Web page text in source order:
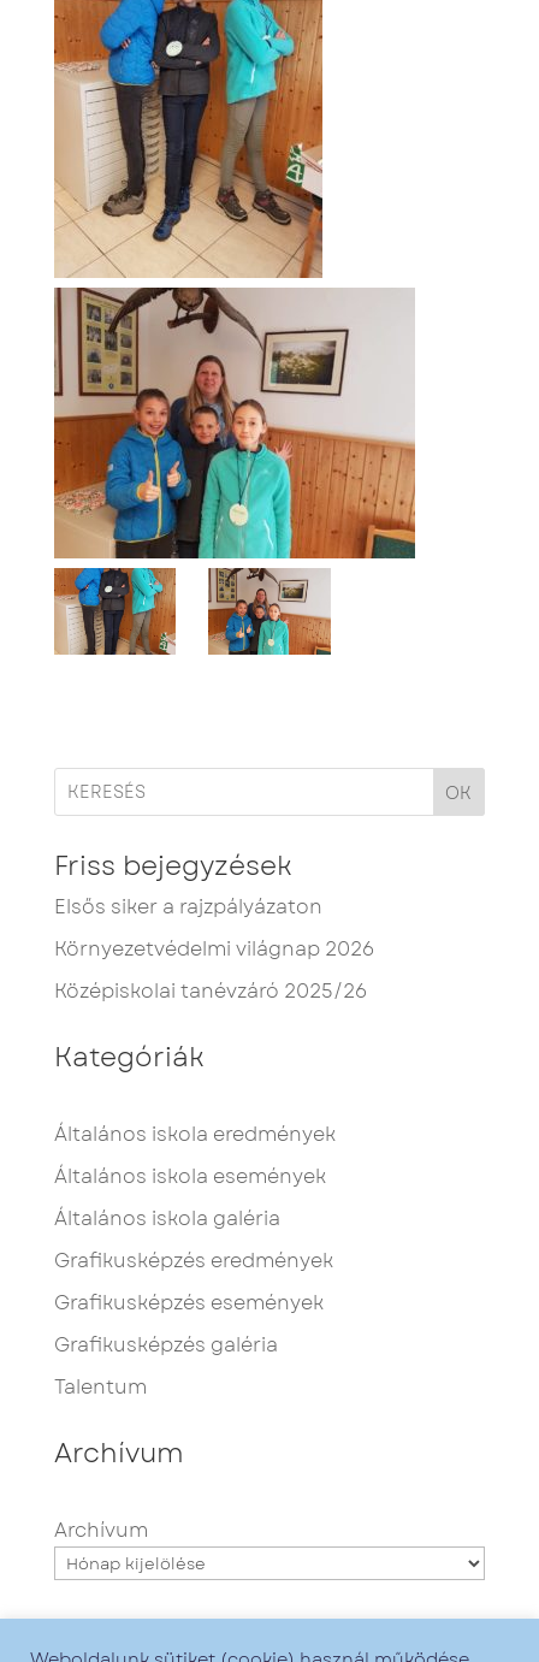
OK
Friss bejegyzések
Elsős siker a rajzpályázaton
Környezetvédelmi világnap 2026
Középiskolai tanévzáró 2025/26
Kategóriák
Általános iskola eredmények
Általános iskola események
Általános iskola galéria
Grafikusképzés eredmények
Grafikusképzés események
Grafikusképzés galéria
Talentum
Archívum
Archívum